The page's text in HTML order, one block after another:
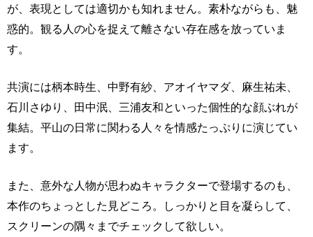
が、表現としては適切かも知れません。素朴ながらも、魅
惑的。観る人の心を捉えて離さない存在感を放っていま
す。
共演には柄本時生、中野有紗、アオイヤマダ、麻生祐未、
石川さゆり、田中泯、三浦友和といった個性的な顔ぶれが
集結。平山の日常に関わる人々を情感たっぷりに演じてい
ます。
また、意外な人物が思わぬキャラクターで登場するのも、
本作のちょっとした見どころ。しっかりと目を凝らして、
スクリーンの隅々までチェックして欲しい。